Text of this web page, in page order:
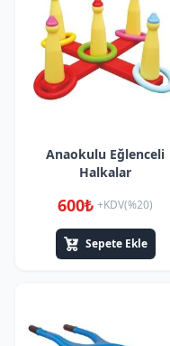
Anaokulu Eğlenceli
Halkalar
600₺ +KDV(%20)
Sepete Ekle